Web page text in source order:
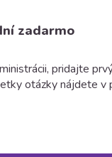
zadarmo
pridajte
otázky nájdete v